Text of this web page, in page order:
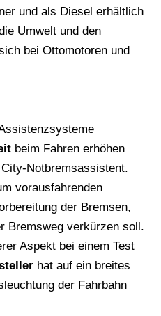
und als Diesel erhältlich
Umwelt und den
bei Ottomotoren und
beim Fahren erhöhen
Notbremsassistent.
vorausfahrenden
der Bremsen,
Bremsweg verkürzen soll.
Aspekt bei einem Test
hat auf ein breites
der Fahrbahn